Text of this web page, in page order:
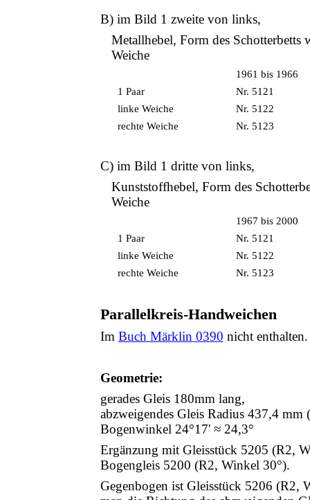
B) im Bild 1 zweite von links,
Metallhebel, Form des Schotterbetts
Weiche
1961 bis 1966
1 Paar
Nr. 5121
linke Weiche
Nr. 5122
rechte Weiche
Nr. 5123
C) im Bild 1 dritte von links,
Kunststoffhebel, Form des
Weiche
1967 bis 2000
1 Paar
Nr. 5121
linke Weiche
Nr. 5122
rechte Weiche
Nr. 5123
Parallelkreis-Handweichen
Im Buch Märklin 0390 nicht enthalten.
Geometrie:
gerades Gleis 180mm lang,
abzweigendes Gleis Radius 437,4 mm
Bogenwinkel 24°17' ≈ 24,3°
Ergänzung mit Gleisstück 5205 (R2,
Bogengleis 5200 (R2, Winkel 30°).
Gegenbogen ist Gleisstück 5206 (R2,